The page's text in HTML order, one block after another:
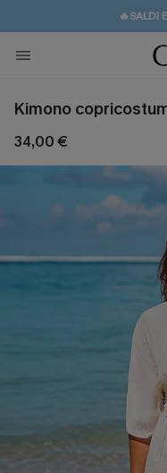
🔥SALDI
💌REGALO
Kimono
34,00 €